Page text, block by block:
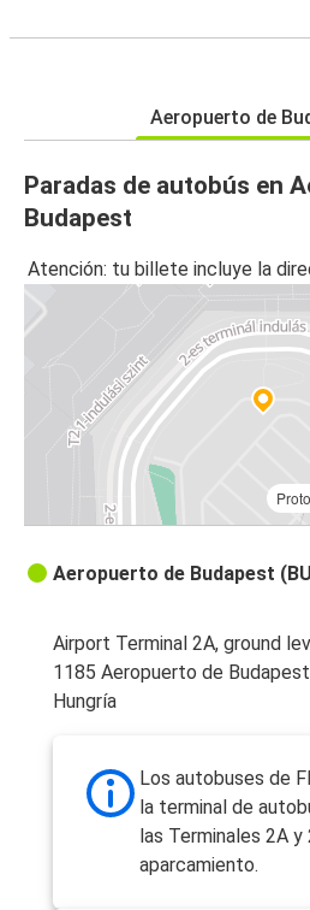
Aeropuerto de
Paradas de autobús en
Budapest
Atención: tu billete incluye la
Aeropuerto de Budapest
Airport Terminal 2A, ground
1185 Aeropuerto de Budapest
Hungría
Los autobuses de
la terminal de
las Terminales 2A y
aparcamiento.